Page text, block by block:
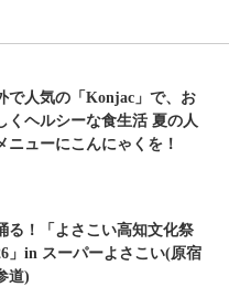
で人気の「Konjac」で、お
くヘルシーな食生活 夏の人
ニューにこんにゃくを！
る！「よさこい高知文化祭
」in スーパーよさこい(原宿
道)